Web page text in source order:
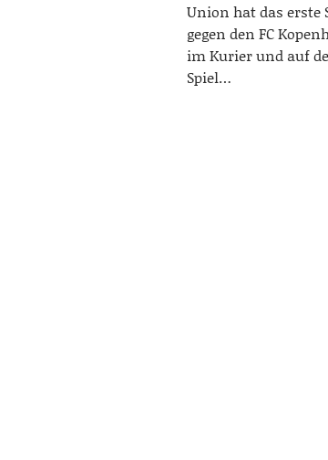
Union hat das erste
gegen den FC
im Kurier und auf
Spiel…